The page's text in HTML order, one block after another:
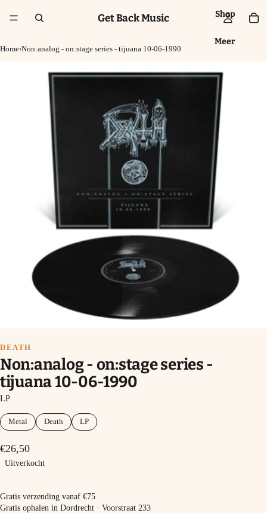
Shop
Meer
Get Back Music
Home›Non:analog - on:stage series - tijuana 10-06-1990
DEATH
Non:analog - on:stage series -
tijuana 10-06-1990
LP
Metal Death LP
€26,50
Uitverkocht
Uitverkocht
Gratis verzending vanaf €75
Gratis ophalen in Dordrecht · Voorstraat 233